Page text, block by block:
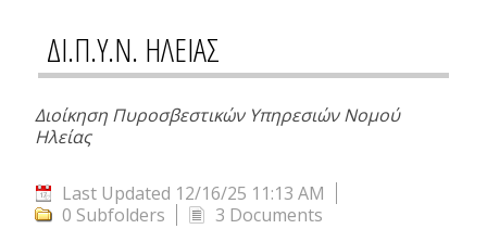
ΔΙ.Π.Υ.Ν. ΗΛΕΙΑΣ
Διοίκηση Πυροσβεστικών Υπηρεσιών Νομού
Ηλείας
Last Updated 12/16/25 11:13 AM
0 Subfolders
3 Documents